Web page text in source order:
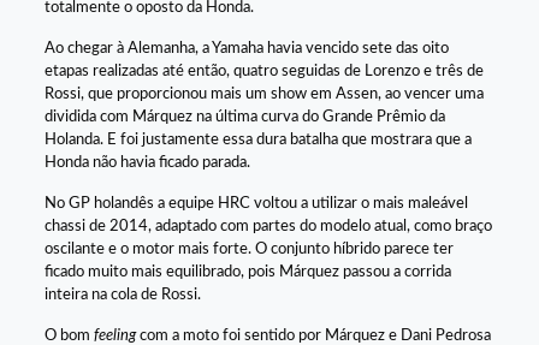
totalmente o oposto da Honda.
Ao chegar à Alemanha, a Yamaha havia vencido sete das oito
etapas realizadas até então, quatro seguidas de Lorenzo e três de
Rossi, que proporcionou mais um show em Assen, ao vencer uma
dividida com Márquez na última curva do Grande Prêmio da
Holanda. E foi justamente essa dura batalha que mostrara que a
Honda não havia ficado parada.
No GP holandês a equipe HRC voltou a utilizar o mais maleável
chassi de 2014, adaptado com partes do modelo atual, como braço
oscilante e o motor mais forte. O conjunto híbrido parece ter
ficado muito mais equilibrado, pois Márquez passou a corrida
inteira na cola de Rossi.
O bom feelingcom a moto foi sentido por Márquez e Dani Pedrosa